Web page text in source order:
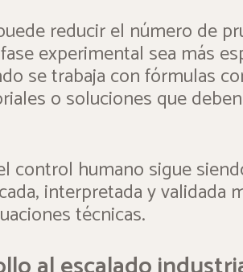
reducir el número de
experimental sea más
se trabaja con fórmulas
o soluciones que
control humano sigue
interpretada y
técnicas.